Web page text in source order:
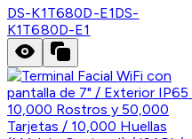
DS-K1T680D-E1DS-
K1T680D-E1